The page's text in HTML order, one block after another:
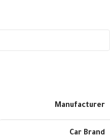
Manufacturer
Car Brand